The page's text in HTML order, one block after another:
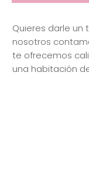
Quieres darle un
nosotros
te ofrecemos
una habitación